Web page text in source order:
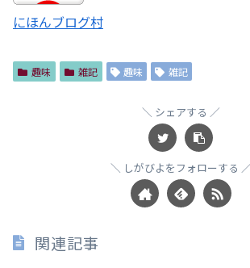
にほんブログ村
趣味 雑記 趣味 雑記
シェアする
しがびよをフォローする
関連記事